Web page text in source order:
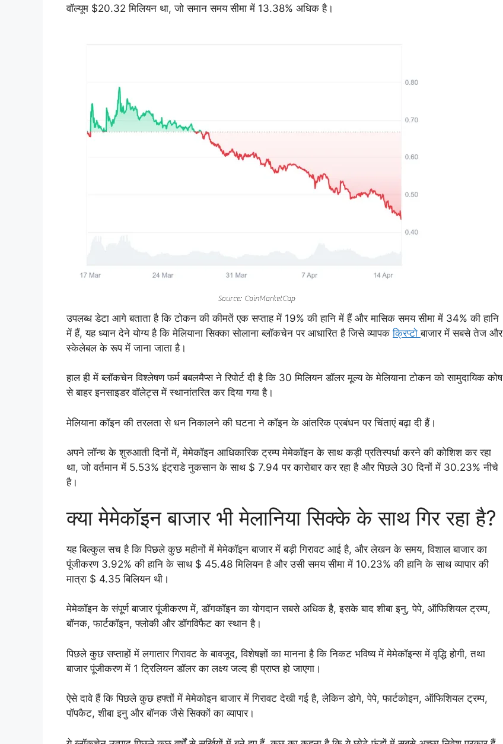
वॉल्यूम $20.32 मिलियन था, जो समान समय सीमा में 13.38% अधिक है।
उपलब्ध डेटा आगे बताता है कि टोकन की कीमतें एक सप्ताह में 19% की हानि में हैं और मासिक समय सीमा में 34% की हानि
में हैं, यह ध्यान देने योग्य है कि मेलियाना सिक्का सोलाना ब्लॉकचेन पर आधारित है जिसे व्यापकक्रिप्टोबाजार में सबसे तेज और
स्केलेबल के रूप में जाना जाता है।
हाल ही में ब्लॉकचेन विश्लेषण फर्म बबलमैप्स ने रिपोर्ट दी है कि 30 मिलियन डॉलर मूल्य के मेलियाना टोकन को सामुदायिक कोष
से बाहर इनसाइडर वॉलेट्स में स्थानांतरित कर दिया गया है।
मेलियाना कॉइन की तरलता से धन निकालने की घटना ने कॉइन के आंतरिक प्रबंधन पर चिंताएं बढ़ा दी हैं।
अपने लॉन्च के शुरुआती दिनों में, मेमेकॉइन आधिकारिक ट्रम्प मेमेकॉइन के साथ कड़ी प्रतिस्पर्धा करने की कोशिश कर रहा
था, जो वर्तमान में 5.53% इंट्राडे नुकसान के साथ $ 7.94 पर कारोबार कर रहा है और पिछले 30 दिनों में 30.23% नीचे
है।
क्या मेमेकॉइन बाजार भी मेलानिया सिक्के के साथ गिर रहा है?
यह बिल्कुल सच है कि पिछले कुछ महीनों में मेमेकॉइन बाजार में बड़ी गिरावट आई है, और लेखन के समय, विशाल बाजार का
पूंजीकरण 3.92% की हानि के साथ $ 45.48 मिलियन है और उसी समय सीमा में 10.23% की हानि के साथ व्यापार की
मात्रा $ 4.35 बिलियन थी।
मेमेकॉइन के संपूर्ण बाजार पूंजीकरण में, डॉगकॉइन का योगदान सबसे अधिक है, इसके बाद शीबा इनु, पेपे, ऑफिशियल ट्रम्प,
बॉनक, फार्टकॉइन, फ्लोकी और डॉगविफैट का स्थान है।
पिछले कुछ सप्ताहों में लगातार गिरावट के बावजूद, विशेषज्ञों का मानना ​​है कि निकट भविष्य में मेमेकॉइन्स में वृद्धि होगी, तथा
बाजार पूंजीकरण में 1 ट्रिलियन डॉलर का लक्ष्य जल्द ही प्राप्त हो जाएगा।
ऐसे दावे हैं कि पिछले कुछ हफ्तों में मेमेकोइन बाजार में गिरावट देखी गई है, लेकिन डोगे, पेपे, फार्टकोइन, ऑफिशियल ट्रम्प,
पॉपकैट, शीबा इनु और बॉनक जैसे सिक्कों का व्यापार।